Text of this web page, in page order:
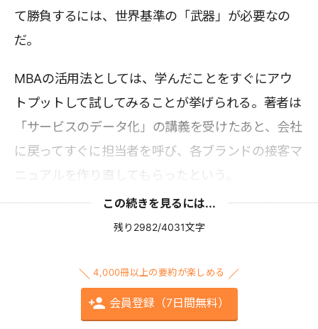
て勝負するには、世界基準の「武器」が必要なの
だ。
MBAの活用法としては、学んだことをすぐにアウ
トプットして試してみることが挙げられる。著者は
「サービスのデータ化」の講義を受けたあと、会社
に戻ってすぐに担当者を呼び、各ブランドの接客マ
ニュアルを作り直してもらったという。
この続きを見るには...
残り2982/4031文字
4,000冊以上の要約が楽しめる
会員登録（7日間無料）